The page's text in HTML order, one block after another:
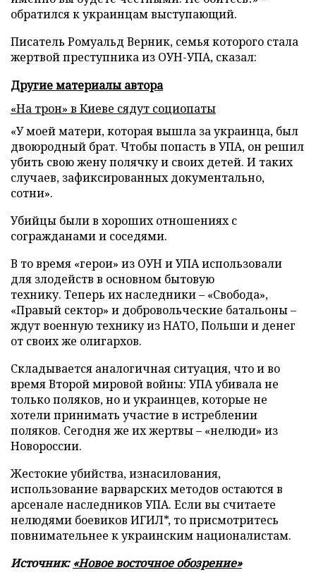
обратился к украинцам выступающий.
Писатель Ромуальд Верник, семья которого стала
жертвой преступника из ОУН-УПА, сказал:
Другие материалы автора
«На трон» в Киеве сядут социопаты
«У моей матери, которая вышла за украинца, был
двоюродный брат. Чтобы попасть в УПА, он решил
убить свою жену полячку и своих детей. И таких
случаев, зафиксированных документально,
сотни».
Убийцы были в хороших отношениях с
согражданами и соседями.
В то время «герои» из ОУН и УПА использовали
для злодейств в основном бытовую
технику. Теперь их наследники – «Свобода»,
«Правый сектор» и добровольческие батальоны –
ждут военную технику из НАТО, Польши и денег
от своих же олигархов.
Складывается аналогичная ситуация, что и во
время Второй мировой войны: УПА убивала не
только поляков, но и украинцев, которые не
хотели принимать участие в истреблении
поляков. Сегодня же их жертвы – «нелюди» из
Новороссии.
Жестокие убийства, изнасилования,
использование варварских методов остаются в
арсенале наследников УПА. Если вы считаете
нелюдями боевиков ИГИЛ*, то присмотритесь
повнимательнее к украинским националистам.
Источник: «Новое восточное обозрение»